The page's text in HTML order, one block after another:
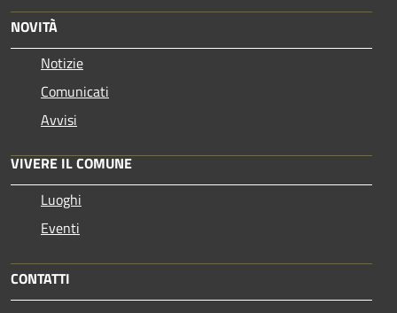
NOVITÀ
Notizie
Comunicati
Avvisi
VIVERE IL COMUNE
Luoghi
Eventi
CONTATTI